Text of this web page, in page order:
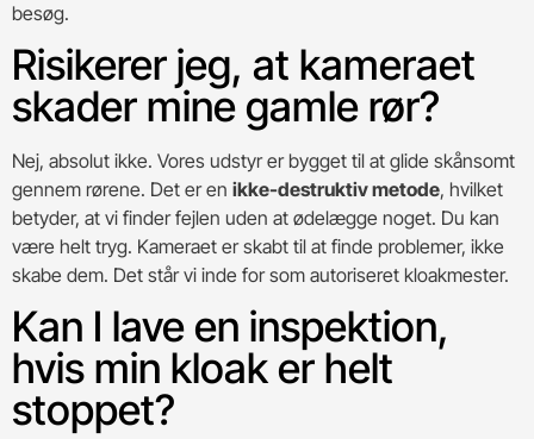
besøg.
Risikerer jeg, at kameraet
skader mine gamle rør?
Nej, absolut ikke. Vores udstyr er bygget til at glide skånsomt
gennem rørene. Det er en ikke-destruktiv metode, hvilket
betyder, at vi finder fejlen uden at ødelægge noget. Du kan
være helt tryg. Kameraet er skabt til at finde problemer, ikke
skabe dem. Det står vi inde for som autoriseret kloakmester.
Kan I lave en inspektion,
hvis min kloak er helt
stoppet?